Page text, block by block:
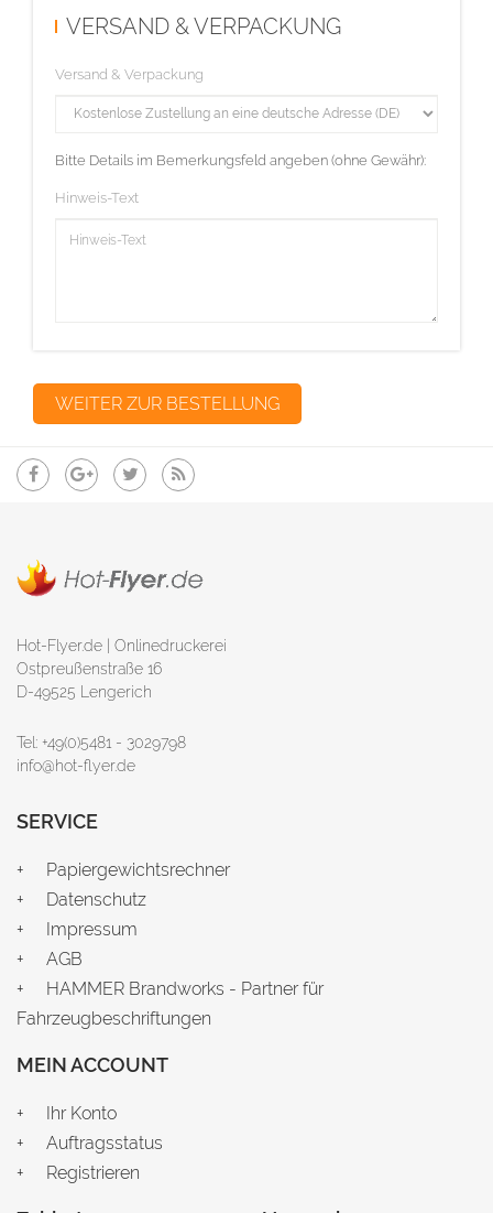
VERSAND & VERPACKUNG
Versand & Verpackung
Bitte Details im Bemerkungsfeld angeben (ohne Gewähr):
Hinweis-Text
Hot-Flyer.de | Onlinedruckerei
Ostpreußenstraße 16
D-49525 Lengerich
Tel: +49(0)5481 - 3029798
info@hot-flyer.de
SERVICE
Papiergewichtsrechner
Datenschutz
Impressum
AGB
HAMMER Brandworks - Partner für
Fahrzeugbeschriftungen
MEIN ACCOUNT
Ihr Konto
Auftragsstatus
Registrieren